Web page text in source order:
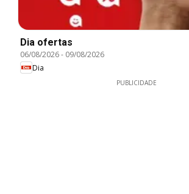
Dia ofertas
06/08/2026- 09/08/2026
Dia
PUBLICIDADE